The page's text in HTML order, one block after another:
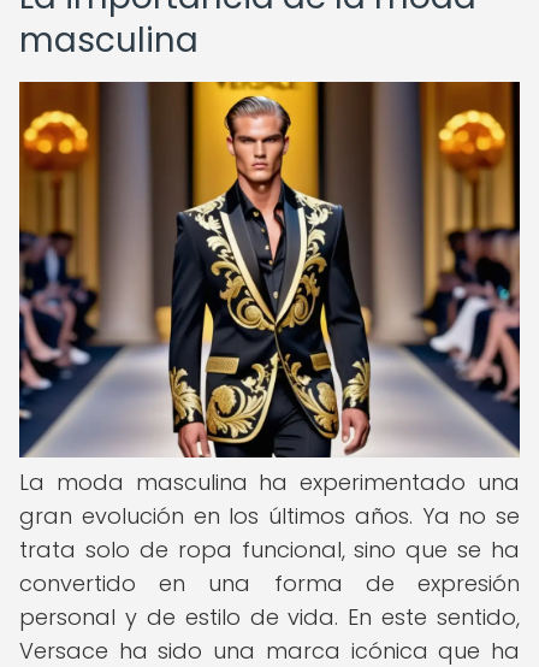
masculina
La moda masculina ha experimentado una
gran evolución en los últimos años. Ya no se
trata solo de ropa funcional, sino que se ha
convertido en una forma de expresión
personal y de estilo de vida. En este sentido,
Versace ha sido una marca icónica que ha